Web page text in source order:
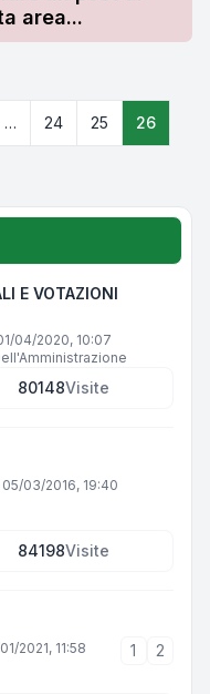
area...
… 24 25 26
E VOTAZIONI
04/2020, 10:07
80148Visite
05/03/2016, 19:40
84198Visite
2021, 11:58
1 2